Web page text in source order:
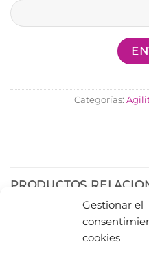
Gestionar el
cookies
Categorías:
PRODUCTOS